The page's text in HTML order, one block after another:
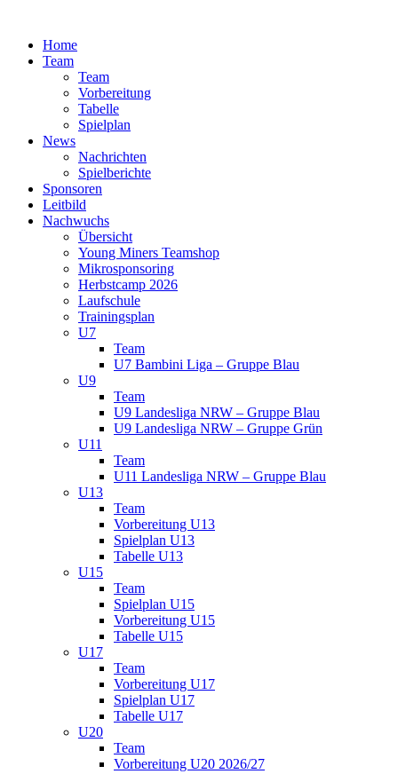
springenHome
Team
Team
Vorbereitung
Tabelle
Spielplan
News
Nachrichten
Spielberichte
Sponsoren
Leitbild
Nachwuchs
Übersicht
Young Miners Teamshop
Mikrosponsoring
Herbstcamp 2026
Laufschule
Trainingsplan
U7
Team
U7 Bambini Liga – Gruppe Blau
U9
Team
U9 Landesliga NRW – Gruppe Blau
U9 Landesliga NRW – Gruppe Grün
U11
Team
U11 Landesliga NRW – Gruppe Blau
U13
Team
Vorbereitung U13
Spielplan U13
Tabelle U13
U15
Team
Spielplan U15
Vorbereitung U15
Tabelle U15
U17
Team
Vorbereitung U17
Spielplan U17
Tabelle U17
U20
Team
Vorbereitung U20 2026/27